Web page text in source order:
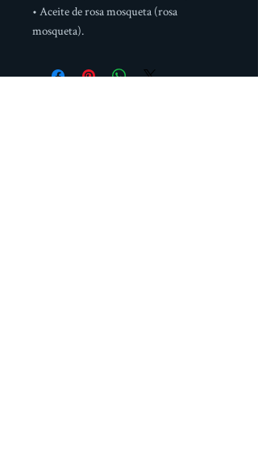
• Aceite de rosa mosqueta (rosa
mosqueta).